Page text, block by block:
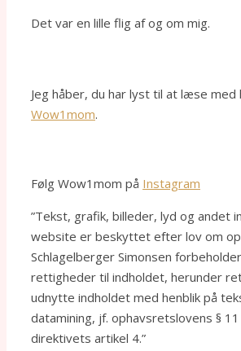
Det var en lille flig af og om mig.
Jeg håber, du har lyst til at læse med
Wow1mom.
Følg Wow1mom på Instagram
”Tekst, grafik, billeder, lyd og andet
website er beskyttet efter lov om
Schlagelberger Simonsen
rettigheder til indholdet, herunder
udnytte indholdet med henblik på
datamining, jf. ophavsretslovens §
direktivets artikel 4.”